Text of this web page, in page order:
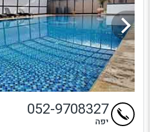
052-9708327
יפה